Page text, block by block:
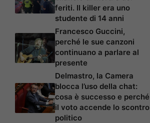
feriti. Il killer era uno
studente di 14 anni
Francesco Guccini,
perché le sue canzoni
continuano a parlare al
presente
Delmastro, la Camera
blocca l’uso della chat:
cosa è successo e perché
il voto accende lo scontro
politico